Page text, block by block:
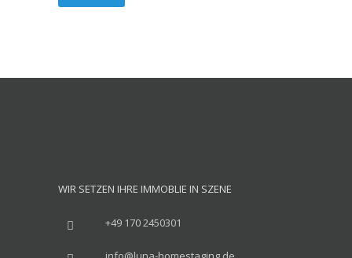
WIR SETZEN IHRE IMMOBLIE IN SZENE
+49 170 2450301